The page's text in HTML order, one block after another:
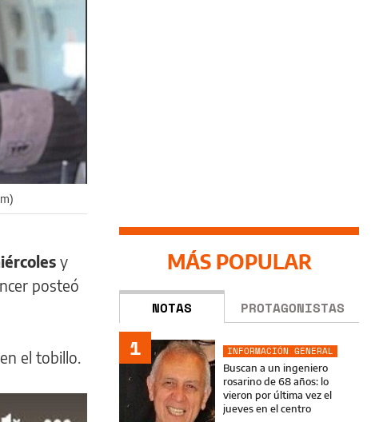
y
posteó
el tobillo.
MÁS POPULAR
NOTAS PROTAGONISTAS
1
INFORMACIÓN GENERAL
Buscan a un ingeniero
rosarino de 68 años: lo
vieron por última vez el
jueves en el centro